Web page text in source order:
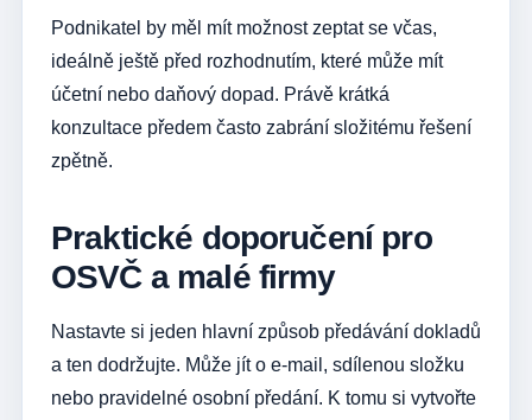
Podnikatel by měl mít možnost zeptat se včas,
ideálně ještě před rozhodnutím, které může mít
účetní nebo daňový dopad. Právě krátká
konzultace předem často zabrání složitému řešení
zpětně.
Praktické doporučení pro
OSVČ a malé firmy
Nastavte si jeden hlavní způsob předávání dokladů
a ten dodržujte. Může jít o e-mail, sdílenou složku
nebo pravidelné osobní předání. K tomu si vytvořte